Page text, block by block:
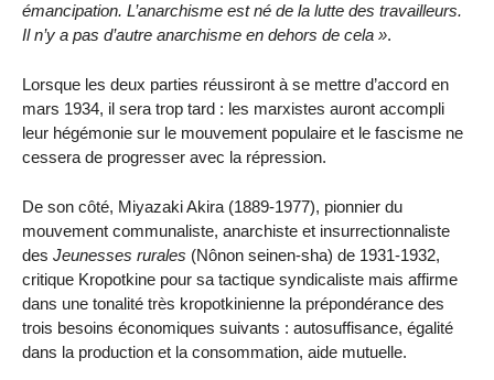
émancipation. L’anarchisme est né de la lutte des travailleurs.
Il n’y a pas d’autre anarchisme en dehors de cela
.
Lorsque les deux parties réussiront à se mettre d’accord en
mars 1934, il sera trop tard : les marxistes auront accompli
leur hégémonie sur le mouvement populaire et le fascisme ne
cessera de progresser avec la répression.
De son côté, Miyazaki Akira (1889-1977), pionnier du
mouvement communaliste, anarchiste et insurrectionnaliste
des Jeunesses rurales (Nônon seinen-sha) de 1931-1932,
critique Kropotkine pour sa tactique syndicaliste mais affirme
dans une tonalité très kropotkinienne la prépondérance des
trois besoins économiques suivants : autosuffisance, égalité
dans la production et la consommation, aide mutuelle.